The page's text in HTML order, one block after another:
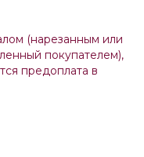
(нарезанным или
покупателем),
предоплата в